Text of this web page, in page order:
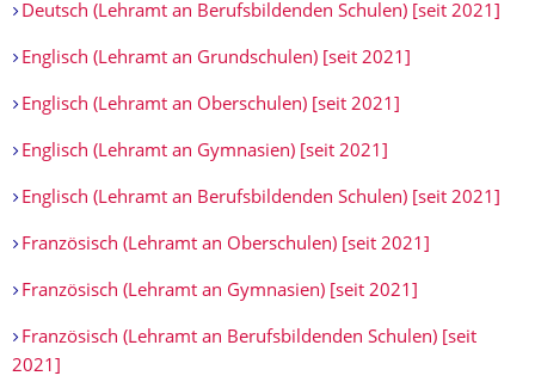
Deutsch (Lehramt an Berufsbildenden Schulen) [seit 2021]
Englisch (Lehramt an Grundschulen) [seit 2021]
Englisch (Lehramt an Oberschulen) [seit 2021]
Englisch (Lehramt an Gymnasien) [seit 2021]
Englisch (Lehramt an Berufsbildenden Schulen) [seit 2021]
Französisch (Lehramt an Oberschulen) [seit 2021]
Französisch (Lehramt an Gymnasien) [seit 2021]
Französisch (Lehramt an Berufsbildenden Schulen) [seit
2021]